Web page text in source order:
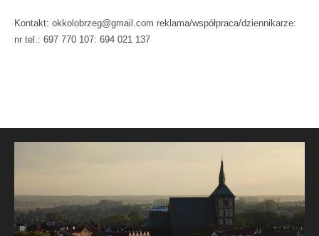
Kontakt: okkolobrzeg@gmail.com reklama/współpraca/dziennikarze:
nr tel.: 697 770 107: 694 021 137